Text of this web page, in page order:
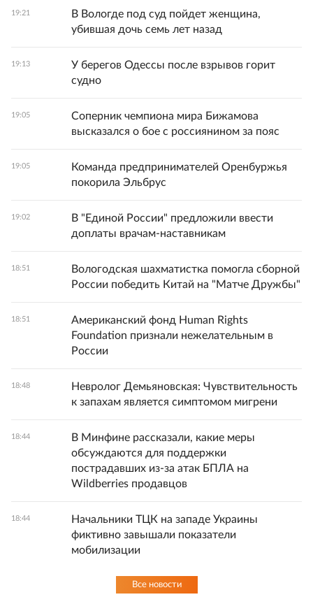
19:21
В Вологде под суд пойдет женщина,
убившая дочь семь лет назад
19:13
У берегов Одессы после взрывов горит
судно
19:05
Соперник чемпиона мира Бижамова
высказался о бое с россиянином за пояс
19:05
Команда предпринимателей Оренбуржья
покорила Эльбрус
19:02
В "Единой России" предложили ввести
доплаты врачам-наставникам
18:51
Вологодская шахматистка помогла сборной
России победить Китай на "Матче Дружбы"
18:51
Американский фонд Human Rights
Foundation признали нежелательным в
России
18:48
Невролог Демьяновская: Чувствительность
к запахам является симптомом мигрени
18:44
В Минфине рассказали, какие меры
обсуждаются для поддержки
пострадавших из-за атак БПЛА на
Wildberries продавцов
18:44
Начальники ТЦК на западе Украины
фиктивно завышали показатели
мобилизации
Все новости